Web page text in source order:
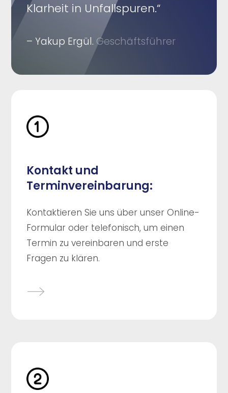
Klarheit in Unfallspuren.“
– Yakup Ergül. Geschäftsführer
Kontakt und
Terminvereinbarung:
Kontaktieren Sie uns über unser Online-
Formular oder telefonisch, um einen
Termin zu vereinbaren und erste
Fragen zu klären.